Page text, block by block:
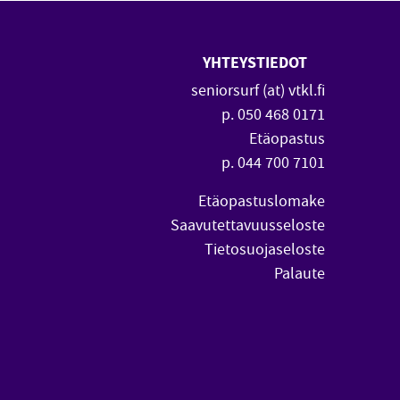
YHTEYSTIEDOT
seniorsurf (at) vtkl.fi
p. 050 468 0171
Etäopastus
p. 044 700 7101
Etäopastuslomake
Saavutettavuusseloste
Tietosuojaseloste
Palaute